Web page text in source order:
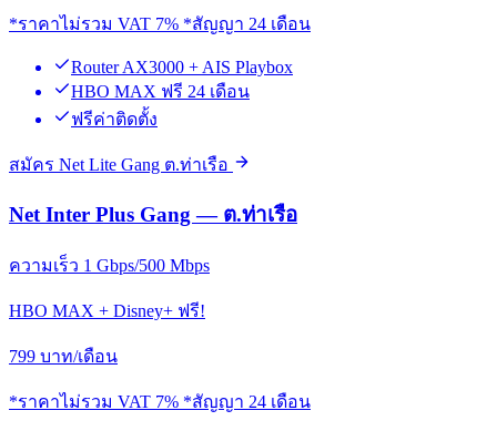
*ราคาไม่รวม VAT 7% *สัญญา 24 เดือน
Router AX3000 + AIS Playbox
HBO MAX ฟรี 24 เดือน
ฟรีค่าติดตั้ง
สมัคร Net Lite Gang ต.ท่าเรือ
Net Inter Plus Gang — ต.ท่าเรือ
ความเร็ว 1 Gbps/500 Mbps
HBO MAX + Disney+ ฟรี!
799 บาท/เดือน
*ราคาไม่รวม VAT 7% *สัญญา 24 เดือน